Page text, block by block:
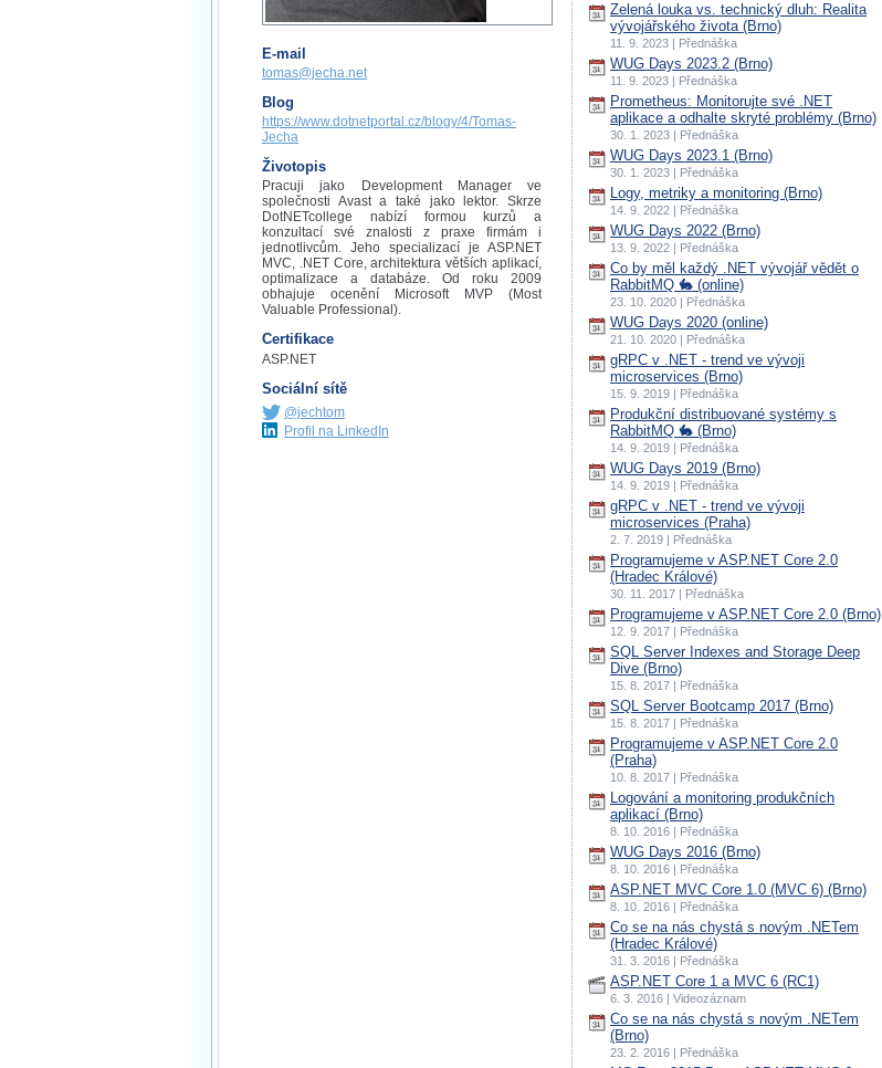
E-mail
tomas@jecha.net
Blog
https://www.dotnetportal.cz/blogy/4/Tomas-
Jecha
Životopis
Pracuji jako Development Manager ve
společnosti Avast a také jako lektor. Skrze
DotNETcollege nabízí formou kurzů a
konzultací své znalosti z praxe firmám i
jednotlivcům. Jeho specializací je ASP.NET
MVC, .NET Core, architektura větších aplikací,
optimalizace a databáze. Od roku 2009
obhajuje ocenění Microsoft MVP (Most
Valuable Professional).
Certifikace
ASP.NET
Sociální sítě
@jechtom
Profil na LinkedIn
Zelená louka vs. technický dluh: Realita
vývojářského života (Brno)
11. 9. 2023 | Přednáška
WUG Days 2023.2 (Brno)
11. 9. 2023 | Přednáška
Prometheus: Monitorujte své .NET
aplikace a odhalte skryté problémy (Brno)
30. 1. 2023 | Přednáška
WUG Days 2023.1 (Brno)
30. 1. 2023 | Přednáška
Logy, metriky a monitoring (Brno)
14. 9. 2022 | Přednáška
WUG Days 2022 (Brno)
13. 9. 2022 | Přednáška
Co by měl každý .NET vývojář vědět o
RabbitMQ 🐇 (online)
23. 10. 2020 | Přednáška
WUG Days 2020 (online)
21. 10. 2020 | Přednáška
gRPC v .NET - trend ve vývoji
microservices (Brno)
15. 9. 2019 | Přednáška
Produkční distribuované systémy s
RabbitMQ 🐇 (Brno)
14. 9. 2019 | Přednáška
WUG Days 2019 (Brno)
14. 9. 2019 | Přednáška
gRPC v .NET - trend ve vývoji
microservices (Praha)
2. 7. 2019 | Přednáška
Programujeme v ASP.NET Core 2.0
(Hradec Králové)
30. 11. 2017 | Přednáška
Programujeme v ASP.NET Core 2.0 (Brno)
12. 9. 2017 | Přednáška
SQL Server Indexes and Storage Deep
Dive (Brno)
15. 8. 2017 | Přednáška
SQL Server Bootcamp 2017 (Brno)
15. 8. 2017 | Přednáška
Programujeme v ASP.NET Core 2.0
(Praha)
10. 8. 2017 | Přednáška
Logování a monitoring produkčních
aplikací (Brno)
8. 10. 2016 | Přednáška
WUG Days 2016 (Brno)
8. 10. 2016 | Přednáška
ASP.NET MVC Core 1.0 (MVC 6) (Brno)
8. 10. 2016 | Přednáška
Co se na nás chystá s novým .NETem
(Hradec Králové)
31. 3. 2016 | Přednáška
ASP.NET Core 1 a MVC 6 (RC1)
6. 3. 2016 | Videozáznam
Co se na nás chystá s novým .NETem
(Brno)
23. 2. 2016 | Přednáška